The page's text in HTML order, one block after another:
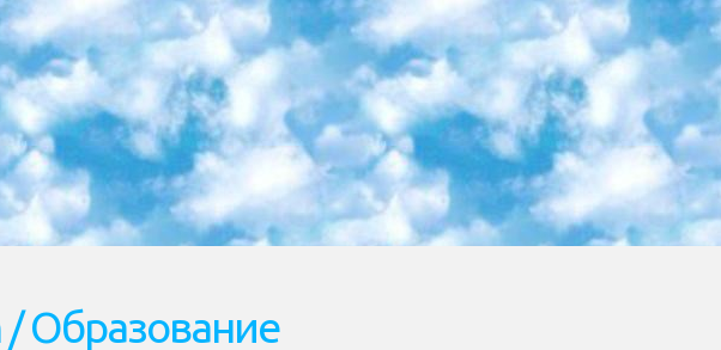
/ Образование